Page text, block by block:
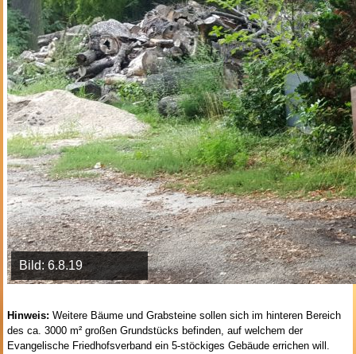
Bild: 6.8.19
Hinweis: Weitere Bäume und Grabsteine sollen sich im hinteren Bereich
des ca. 3000 m² großen Grundstücks befinden, auf welchem der
Evangelische Friedhofsverband ein 5-stöckiges Gebäude errichen will.